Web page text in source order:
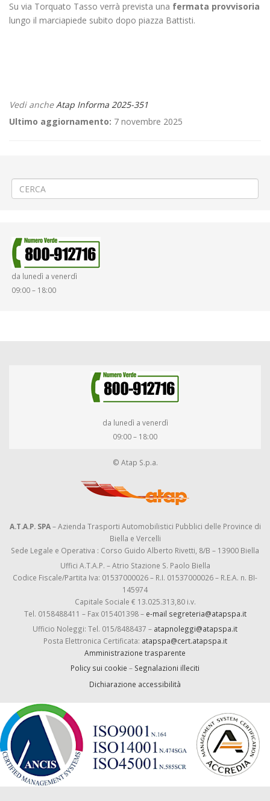
Su via Torquato Tasso verrà prevista una fermata provvisoria
lungo il marciapiede subito dopo piazza Battisti.
Vedi ancheAtap Informa 2025-351
Ultimo aggiornamento: 7 novembre 2025
da lunedì a venerdì
09:00 – 18:00
da lunedì a venerdì
09:00 – 18:00
© Atap S.p.a.
A.T.A.P. SPA– Azienda Trasporti Automobilistici Pubblici delle Province di
Biella e Vercelli
Sede Legale e Operativa : Corso Guido Alberto Rivetti, 8/B – 13900 Biella
Uffici A.T.A.P. – Atrio Stazione S. Paolo Biella
Codice Fiscale/Partita Iva: 01537000026 – R.I. 01537000026 – R.E.A. n. BI-
145974
Capitale Sociale € 13.025.313,80 i.v.
Tel. 0158488411 – Fax 015401398 – e-mail segreteria@atapspa.it
Ufficio Noleggi: Tel. 015/8488437 – atapnoleggi@atapspa.it
Posta Elettronica Certificata: atapspa@cert.atapspa.it
Amministrazione trasparente
Policy sui cookie – Segnalazioni illeciti
Dichiarazione accessibilità